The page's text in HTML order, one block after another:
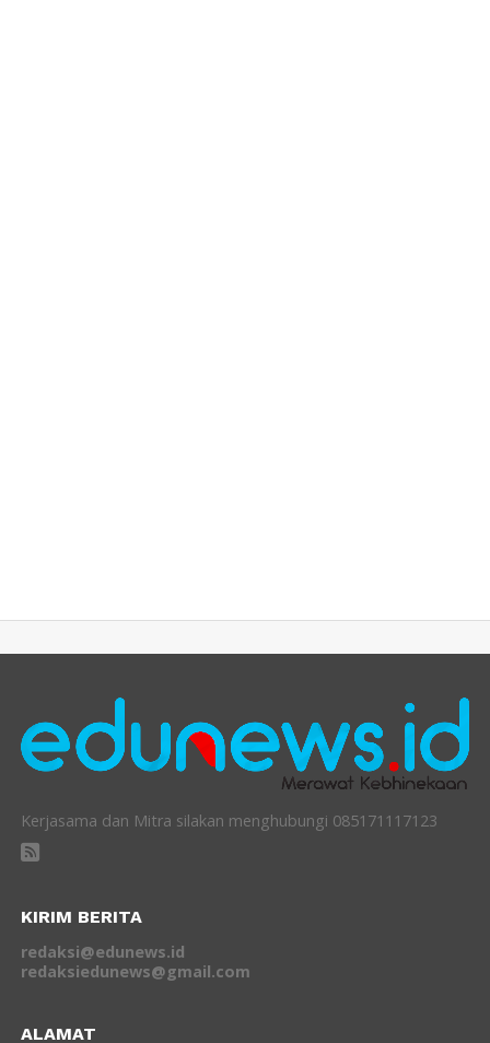
Kerjasama dan Mitra silakan menghubungi 085171117123
KIRIM BERITA
redaksi@edunews.id
redaksiedunews@gmail.com
ALAMAT